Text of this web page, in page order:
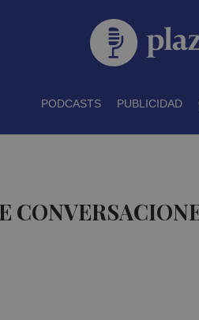
PODCASTS PUBLICIDAD